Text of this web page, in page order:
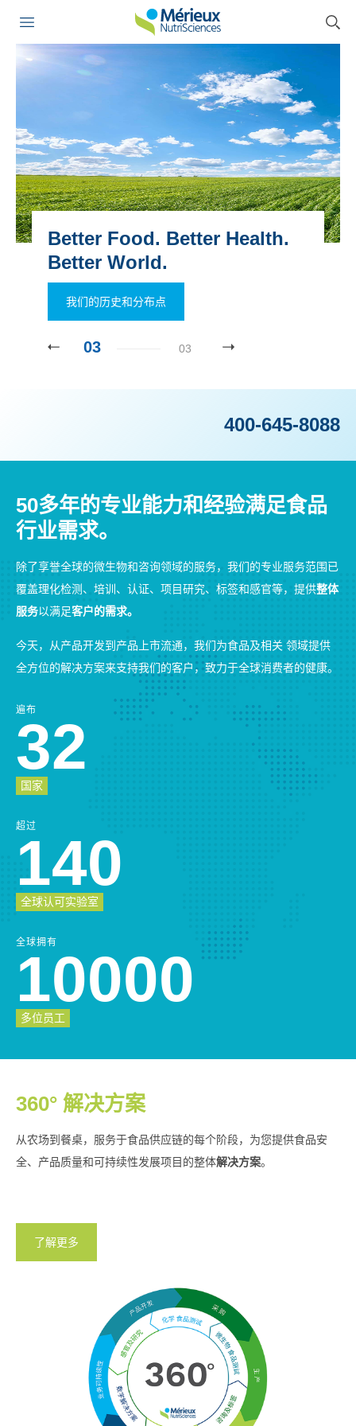
Better Food. Better Health.
Better World.
我们的历史和分布点
03 03
400-645-8088
50多年的专业能力和经验满足食品
行业需求。
除了享誉全球的微生物和咨询领域的服务，我们的专业服务范围已
覆盖理化检测、培训、认证、项目研究、标签和感官等，提供整体
服务以满足客户的需求。
今天，从产品开发到产品上市流通，我们为食品及相关 领域提供
全方位的解决方案来支持我们的客户，致力于全球消费者的健康。
遍布
32
国家
超过
140
全球认可实验室
全球拥有
10000
多位员工
360° 解决方案
从农场到餐桌，服务于食品供应链的每个阶段，为您提供食品安
全、产品质量和可持续性发展项目的整体解决方案。
了解更多